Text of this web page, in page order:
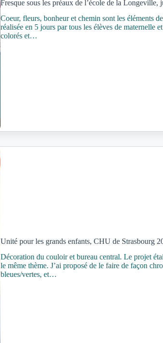
Fresque sous les préaux de l’école de la Longeville,
Coeur, fleurs, bonheur et chemin sont les éléments
réalisée en 5 jours par tous les élèves de maternelle
colorés et…
Unité pour les grands enfants, CHU de Strasbourg
Décoration du couloir et bureau central. Le projet
le même thème. J’ai proposé de le faire de façon
bleues/vertes, et…